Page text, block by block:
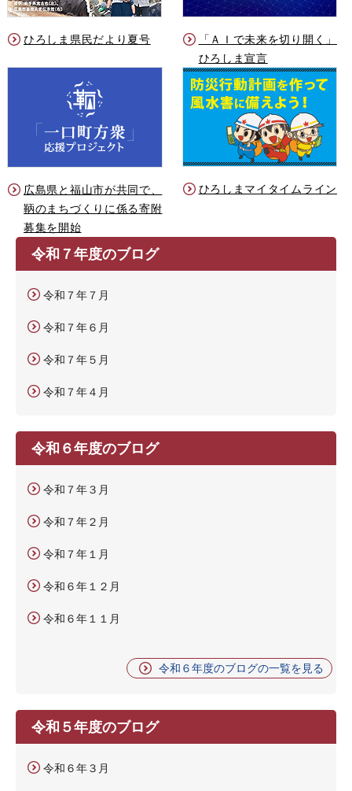
ひろしま県民だより夏号
「ＡＩで未来を切り開く」
ひろしま宣言
広島県と福山市が共同で、
鞆のまちづくりに係る寄附
募集を開始
ひろしまマイタイムライン
令和７年度のブログ
令和７年７月
令和７年６月
令和７年５月
令和７年４月
令和６年度のブログ
令和７年３月
令和７年２月
令和７年１月
令和６年１２月
令和６年１１月
令和６年度のブログの一覧を見る
令和５年度のブログ
令和６年３月